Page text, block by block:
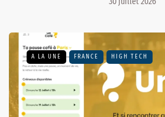
A LA UNE FRANCE HIGH TECH